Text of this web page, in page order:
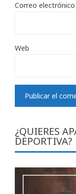
Correo electrónico
Web
¿QUIERES
DEPORTIVA?